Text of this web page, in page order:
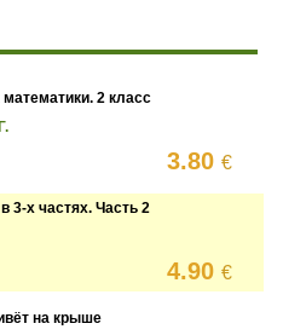
2 класс
3.80€
3-х частях. Часть 2
4.90€
на крыше